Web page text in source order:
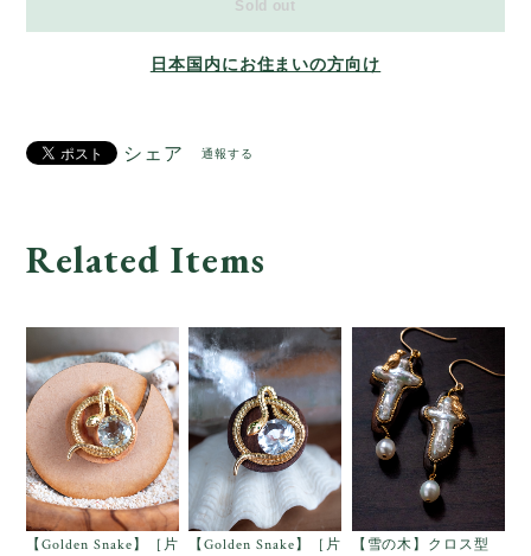
Sold out
日本国内にお住まいの方向け
シェア 通報する
Related Items
【Golden Snake】［片
【Golden Snake】［片
【雪の木】クロス型